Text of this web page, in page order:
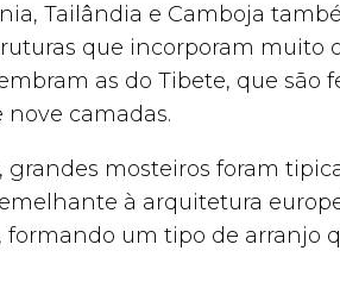
Tailândia e Camboja
que incorporam muito
as do Tibete, que são
camadas.
, grandes mosteiros foram
à arquitetura
formando um tipo de arranjo